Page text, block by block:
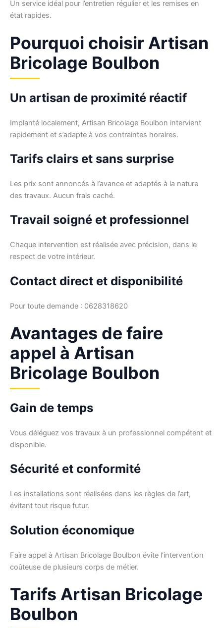
Un service idéal pour l’entretien régulier et les remises en
état rapides.
Pourquoi choisir Artisan
Bricolage Boulbon
Un artisan de proximité réactif
Implanté localement, Artisan Bricolage Boulbon intervient
rapidement et s’adapte à vos contraintes horaires.
Tarifs clairs et sans surprise
Les prix sont annoncés à l’avance et adaptés à la nature
des travaux. Aucun frais caché.
Travail soigné et professionnel
Chaque intervention est réalisée avec précision, dans le
respect de votre intérieur.
Contact direct et disponibilité
Pour toute demande : 0628318620
Avantages de faire
appel à Artisan
Bricolage Boulbon
Gain de temps
Vous déléguez vos travaux à un professionnel compétent et
disponible.
Sécurité et conformité
Les installations sont réalisées dans les règles de l’art,
évitant tout risque futur.
Solution économique
Faire appel à Artisan Bricolage Boulbon évite l’intervention
coûteuse de plusieurs corps de métier.
Tarifs Artisan Bricolage
Boulbon